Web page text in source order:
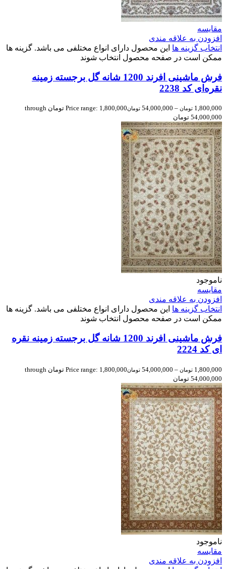
مقایسه
افزودن به علاقه مندی
انتخاب گزینه ها این محصول دارای انواع مختلفی می باشد. گزینه ها
ممکن است در صفحه محصول انتخاب شوند
فرش ماشینی افرند 1200 شانه گل برجسته زمینه
نقره‌ای کد 2238
1,800,000 تومان –
54,000,000 تومان
Price range: 1,800,000 تومان through
54,000,000 تومان
ناموجود
مقایسه
افزودن به علاقه مندی
انتخاب گزینه ها این محصول دارای انواع مختلفی می باشد. گزینه ها
ممکن است در صفحه محصول انتخاب شوند
فرش ماشینی افرند 1200 شانه گل برجسته زمینه نقره
ای کد 2224
1,800,000 تومان –
54,000,000 تومان
Price range: 1,800,000 تومان through
54,000,000 تومان
ناموجود
مقایسه
افزودن به علاقه مندی